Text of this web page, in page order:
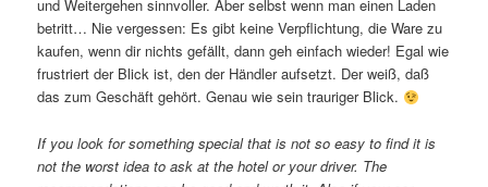
und Weitergehen sinnvoller. Aber selbst wenn man einen Laden
betritt… Nie vergessen: Es gibt keine Verpflichtung, die Ware zu
kaufen, wenn dir nichts gefällt, dann geh einfach wieder! Egal wie
frustriert der Blick ist, den der Händler aufsetzt. Der weiß, daß
das zum Geschäft gehört. Genau wie sein trauriger Blick.
If you look for something special that is not so easy to find it is
not the worst idea to ask at the hotel or your driver. The